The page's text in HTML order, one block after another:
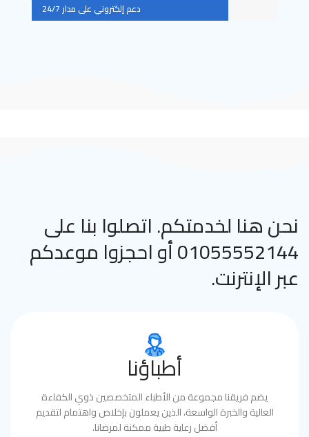
دعم إلكتروني على مدار 24/7
نحن هنا لخدمتكم. اتصلوا بنا على
01055552144 أو احجزوا موعدكم
عبر الإنترنت.
أطباؤنا
يضم فريقنا مجموعة من الأطباء المتخصصين ذوي الكفاءة
العالية والخبرة الواسعة، الذين يعملون بإخلاص واهتمام لتقديم
أفضل رعاية طبية ممكنة لمرضانا.